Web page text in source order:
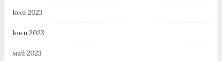
юли 2023
юни 2023
май 2023